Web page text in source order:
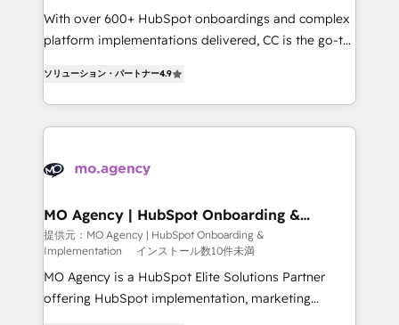
supported over 500 organisations with HubSpot
implementation, optimisation, training, and
methodology will ensure that you receive the best
deployment experience possible. Whether you are
new to HubSpot or seeking to turn around a poor
expertise to deliver the solutions you need.
With over 600+ HubSpot onboardings and complex
platform implementations delivered, CC is the go-to
migrate, replatform, and scale smarter. We specialize
in high-impact CRM and CMS migrations and
onboarding from platforms like Salesforce, NetSuite,
WordPress and legacy CRMs, turning fragmented
architectures that accelerate revenue operations and
performance. - Multi-object CRM migration, cleanup,
and implementation. - Pre-built and custom
integrations across your full tech stack. - Custom
object setup, CMS builds, and full-funnel automation.
ソリューション・パートナー4.9
MO Agency | HubSpot Onboarding &
Implementation
提供元：MO Agency | HubSpot Onboarding &
Implementation
インストール数10件未満
MO Agency is a HubSpot Elite Solutions Partner
offering HubSpot implementation, marketing